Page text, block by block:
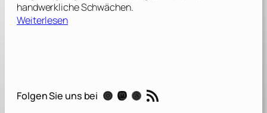
handwerkliche Schwächen.
Weiterlesen:
a
Folgen Sie uns bei Instagram Mastodon Threads RSS-Feed